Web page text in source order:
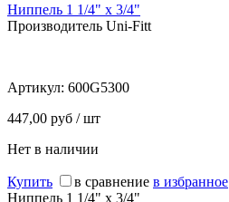
Ниппель 1 1/4" х 3/4"
Производитель Uni-Fitt
Артикул: 600G5300
447,00 руб / шт
Нет в наличии
Купить в сравнение в избранное
Ниппель 1 1/4" х 3/4"